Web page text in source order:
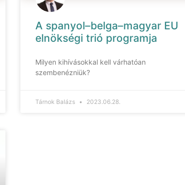
A spanyol–belga–magyar EU
elnökségi trió programja
Milyen kihívásokkal kell várhatóan
szembenézniük?
Tárnok Balázs 2023.06.28.